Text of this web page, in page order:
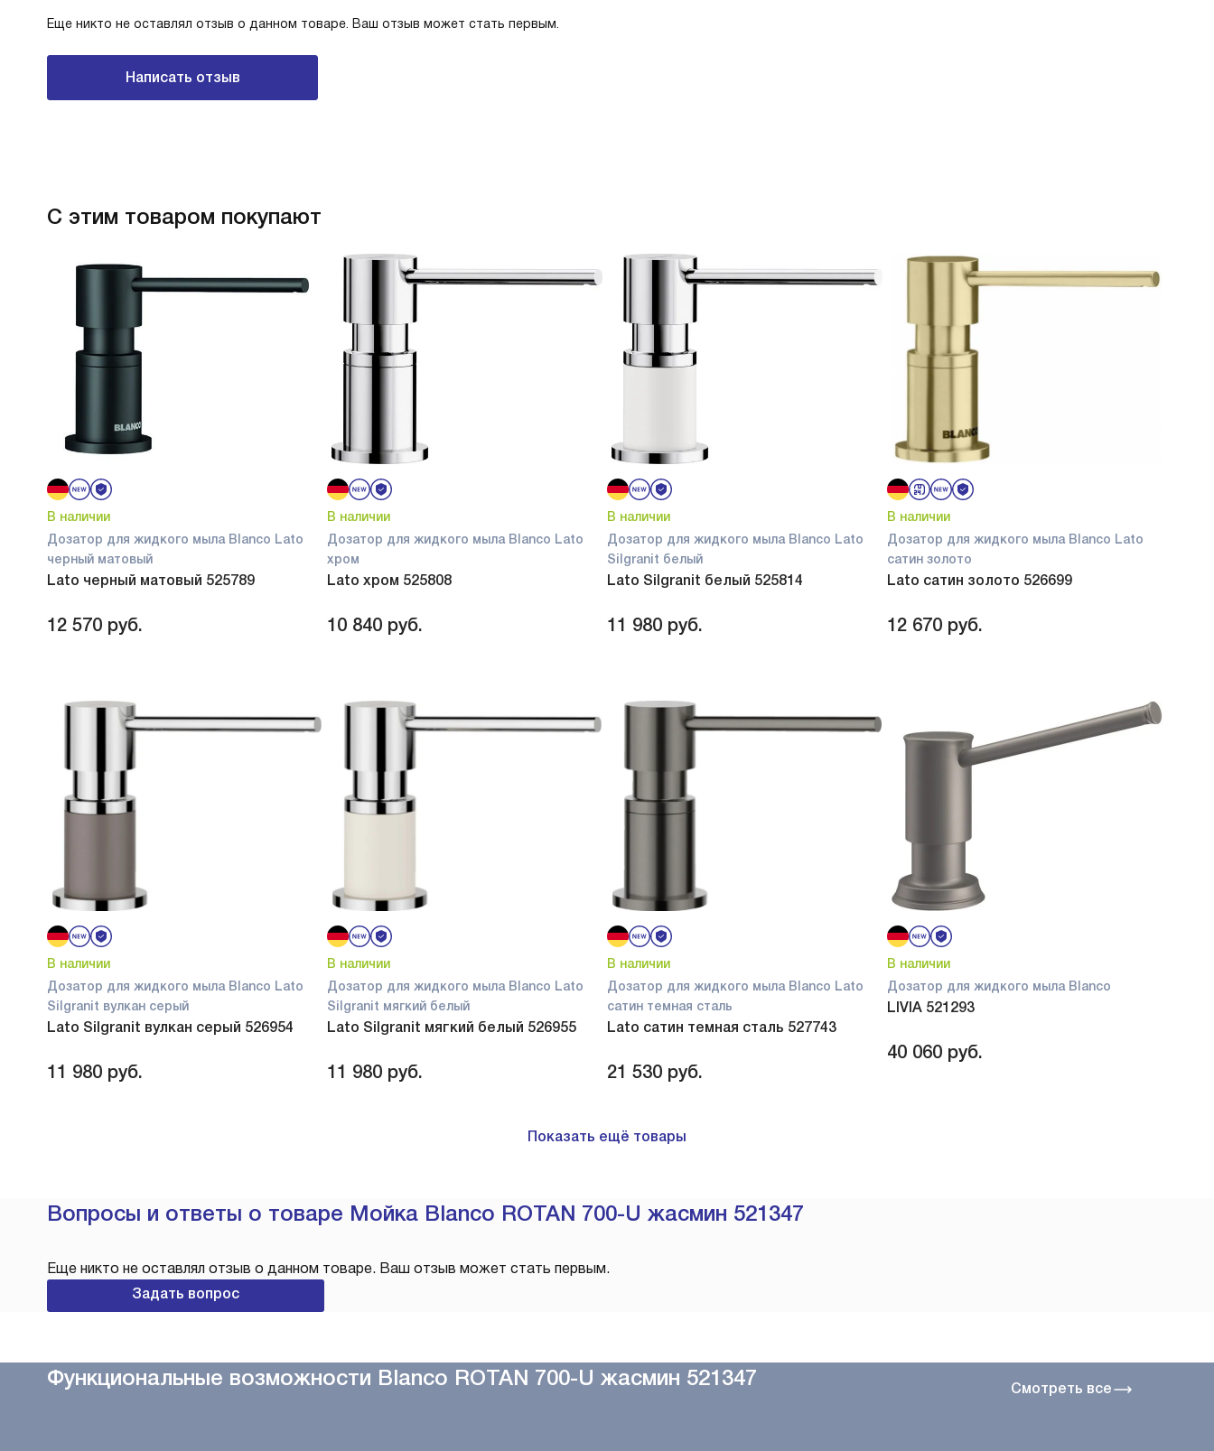
Еще никто не оставлял отзыв о данном товаре. Ваш отзыв может стать первым.
Написать отзыв
С этим товаром покупают
В наличии
Дозатор для жидкого мыла Blanco Lato
черный матовый
Lato черный матовый 525789
12 570 руб.
В наличии
Дозатор для жидкого мыла Blanco Lato
хром
Lato хром 525808
10 840 руб.
В наличии
Дозатор для жидкого мыла Blanco Lato
Silgranit белый
Lato Silgranit белый 525814
11 980 руб.
В наличии
Дозатор для жидкого мыла Blanco Lato
сатин золото
Lato сатин золото 526699
12 670 руб.
В наличии
Дозатор для жидкого мыла Blanco Lato
Silgranit вулкан серый
Lato Silgranit вулкан серый 526954
11 980 руб.
В наличии
Дозатор для жидкого мыла Blanco Lato
Silgranit мягкий белый
Lato Silgranit мягкий белый 526955
11 980 руб.
В наличии
Дозатор для жидкого мыла Blanco Lato
сатин темная сталь
Lato сатин темная сталь 527743
21 530 руб.
В наличии
Дозатор для жидкого мыла Blanco
LIVIA 521293
40 060 руб.
Показать ещё товары
Вопросы и ответы о товаре Мойка Blanco ROTAN 700-U жасмин 521347
Еще никто не оставлял отзыв о данном товаре. Ваш отзыв может стать первым.
Задать вопрос
Функциональные возможности Blanco ROTAN 700-U жасмин 521347 Смотреть все